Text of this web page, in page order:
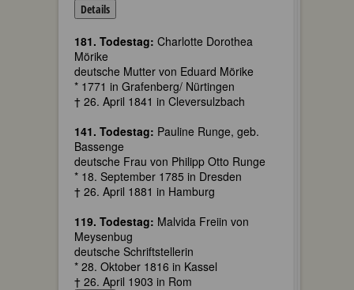
Details
181. Todestag: Charlotte Dorothea
Mörike
deutsche Mutter von Eduard Mörike
* 1771 in Grafenberg/ Nürtingen
† 26. April 1841 in Cleversulzbach
141. Todestag: Pauline Runge, geb.
Bassenge
deutsche Frau von Philipp Otto Runge
* 18. September 1785 in Dresden
† 26. April 1881 in Hamburg
119. Todestag: Malvida Freiin von
Meysenbug
deutsche Schriftstellerin
* 28. Oktober 1816 in Kassel
† 26. April 1903 in Rom